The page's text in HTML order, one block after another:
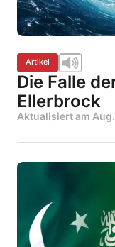
Artikel
Die Falle
Ellerbrock
Aktualisiert am